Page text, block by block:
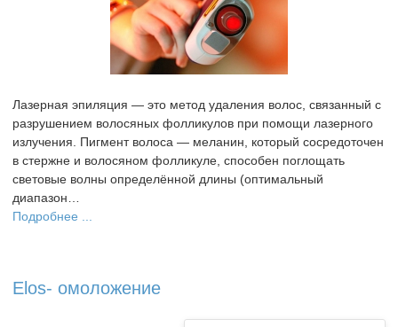
Лазерная эпиляция — это метод удаления волос, связанный с
разрушением волосяных фолликулов при помощи лазерного
излучения. Пигмент волоса — меланин, который сосредоточен
в стержне и волосяном фолликуле, способен поглощать
световые волны определённой длины (оптимальный
диапазон…
Подробнее ...
Elos- омоложение